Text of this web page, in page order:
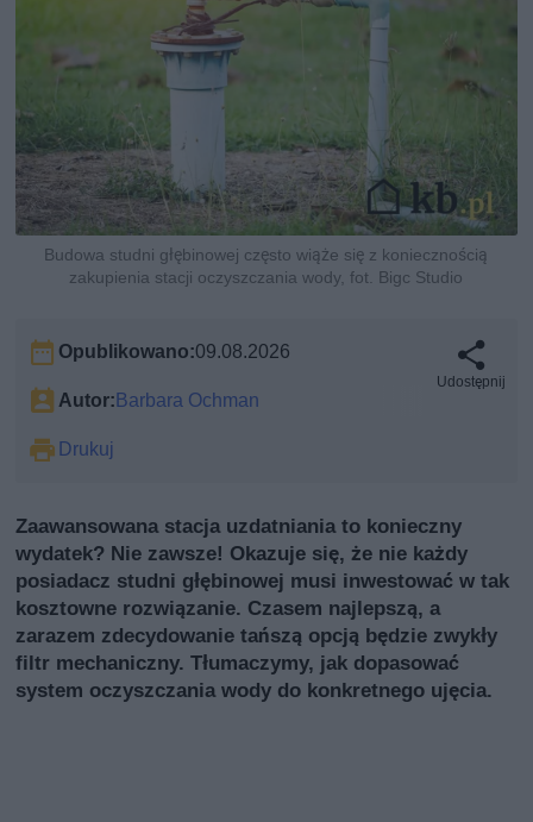
Budowa studni głębinowej często wiąże się z koniecznością
zakupienia stacji oczyszczania wody, fot. Bigc Studio
Opublikowano:09.08.2026
Autor:Barbara Ochman
Drukuj
Udostępnij
Zaawansowana stacja uzdatniania to konieczny
wydatek? Nie zawsze! Okazuje się, że nie każdy
posiadacz studni głębinowej musi inwestować w tak
kosztowne rozwiązanie. Czasem najlepszą, a
zarazem zdecydowanie tańszą opcją będzie zwykły
filtr mechaniczny. Tłumaczymy, jak dopasować
system oczyszczania wody do konkretnego ujęcia.